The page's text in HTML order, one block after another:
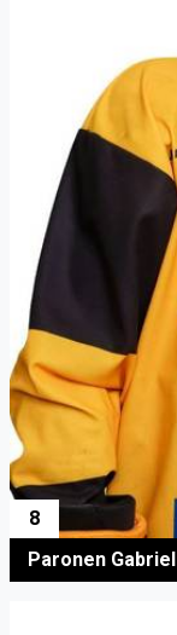
8
Paronen Gabriel